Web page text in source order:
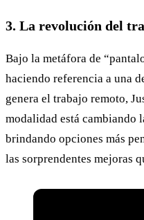
3. La revolución del
Bajo la metáfora de
haciendo referencia a una
genera el trabajo remoto,
modalidad está cambiando
brindando opciones más
las sorprendentes mejoras